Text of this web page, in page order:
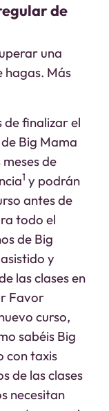
de
una
hagas. Más
de finalizar el
Big Mama
de
1 y podrán
antes de
todo el
de Big
y
las clases en
Favor
curso,
sabéis Big
con taxis
de las clases
necesitan